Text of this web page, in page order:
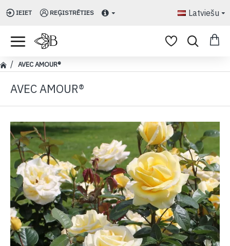
IEIET REĢISTRĒTIES Latviešu
AVEC AMOUR®
AVEC AMOUR®